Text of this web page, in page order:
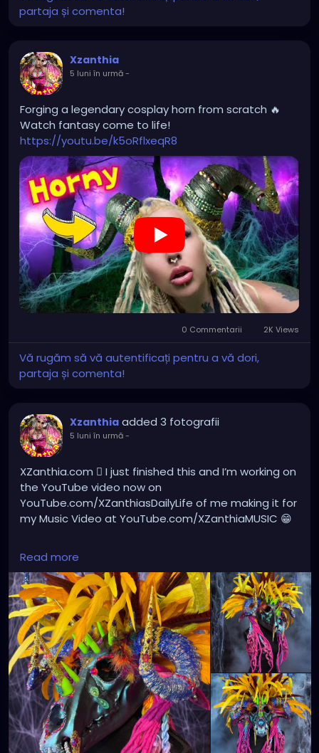
partaja și comenta!
Xzanthia
5 luni în urmă-
Forging a legendary cosplay horn from scratch 🔥
Watch fantasy come to life!
https://youtu.be/k5oRflxeqR8
0 Commentarii 2K Views
Vă rugăm să vă autentificați pentru a vă dori,
partaja și comenta!
Xzanthia added 3 fotografii
5 luni în urmă-
XZanthia.com 🫟 I just finished this and I’m working on
the YouTube video now on
YouTube.com/XZanthiasDailyLife of me making it for
my Music Video at YouTube.com/XZanthiaMUSIC 😁
#HandmadeArt
#SurrealArt
#CostumeArt #MixedMediaArt#SculpturalArt
#FantasyCostume#CreatureDesign#DarkArt
#PsychedelicArt#VisionaryArt#ExperimentalArt
#ArtisticExpression#CreativeProcess
#ArtPhotography#ArtistLife#OneOfAKindArt
#FloridaArtist#StPetersburgFL#GulfportFL
#TampaBayArtists#ArtCommunity#ArtInspiration
Read more